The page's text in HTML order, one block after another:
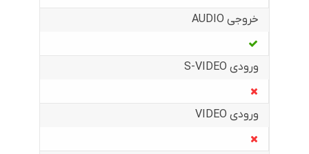
خروجی AUDIO
ورودی S-VIDEO
ورودی VIDEO